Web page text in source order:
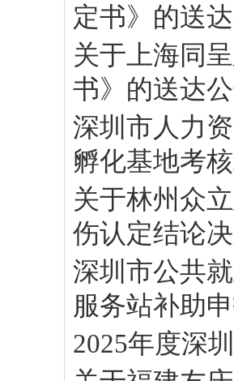
定书》的送
关于上海同
书》的送达
深圳市人力
孵化基地考
关于林州众
伤认定结论
深圳市公共
服务站补助
2025年度深